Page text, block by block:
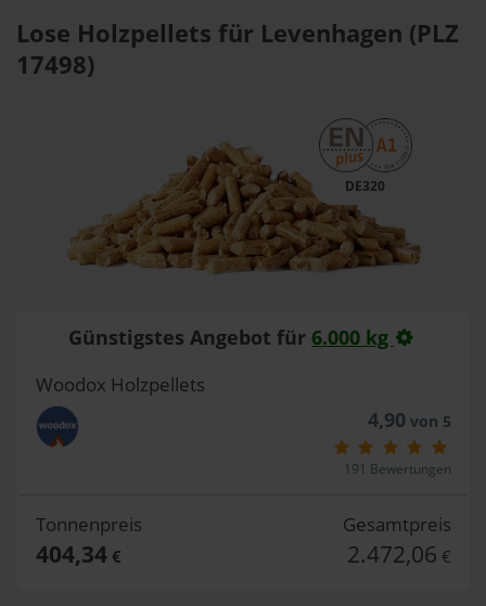
Lose Holzpellets für Levenhagen (PLZ
17498)
DE320
Günstigstes Angebot für 6.000 kg
Woodox Holzpellets
4,90 von 5
191 Bewertungen
Tonnenpreis
404,34€
Gesamtpreis
2.472,06 €